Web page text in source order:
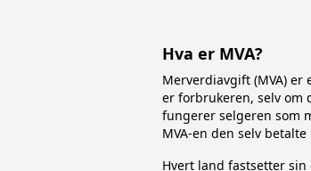
Hva er MVA?
Merverdiavgift (MVA)
er forbrukeren, selv om
fungerer selgeren som
MVA-en den selv
Hvert land fastsetter sin